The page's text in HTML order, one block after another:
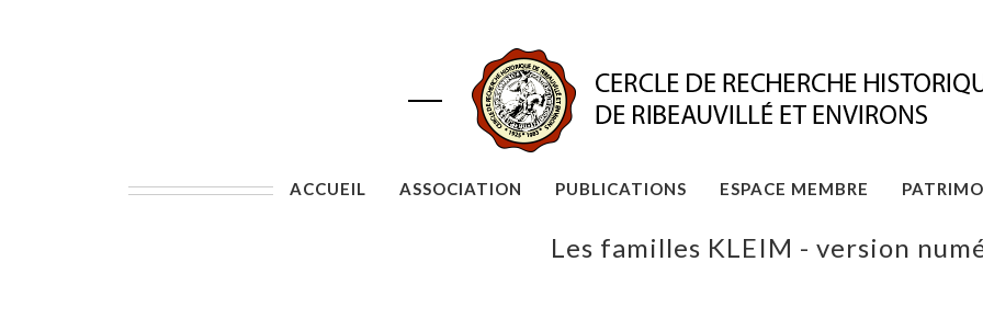
ACCUEIL ASSOCIATION PUBLICATIONS ESPACE MEMBRE
Les familles KLEIM - version